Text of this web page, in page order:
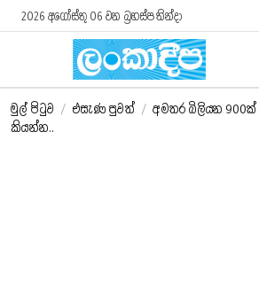
2026 අගෝස්තු 06 වන බ්‍රහස්පතින්දා
මුල් පිටුව / එසැණ පුවත් / අමතර බිලියන 900ක්
කියන්න..